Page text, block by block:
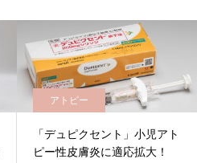
～エキシマライト（紫
療法）の効果について
アトピー
「デュピクセント」小児アト
ピー性皮膚炎に適応拡大！